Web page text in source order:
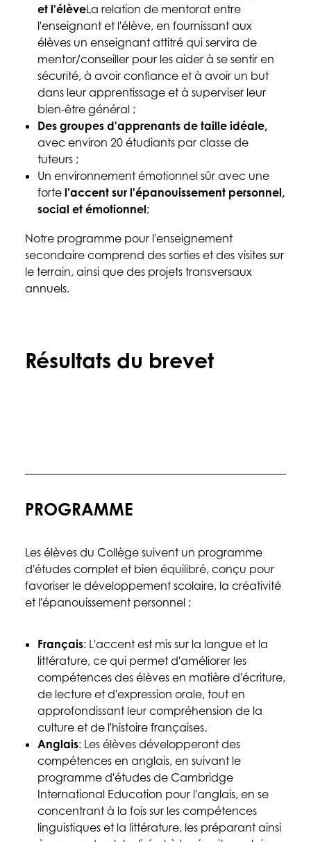
et l'élèveLa relation de mentorat entre
l'enseignant et l'élève, en fournissant aux
élèves un enseignant attitré qui servira de
mentor/conseiller pour les aider à se sentir en
sécurité, à avoir confiance et à avoir un but
dans leur apprentissage et à superviser leur
bien-être général ;
Des groupes d'apprenants de taille idéale,
avec environ 20 étudiants par classe de
tuteurs ;
Un environnement émotionnel sûr avec une
forte l'accent sur l'épanouissement personnel,
social et émotionnel;
Notre programme pour l'enseignement
secondaire comprend des sorties et des visites sur
le terrain, ainsi que des projets transversaux
annuels.
Résultats du brevet
PROGRAMME
Les élèves du Collège suivent un programme
d'études complet et bien équilibré, conçu pour
favoriser le développement scolaire, la créativité
et l'épanouissement personnel :
Français: L'accent est mis sur la langue et la
littérature, ce qui permet d'améliorer les
compétences des élèves en matière d'écriture,
de lecture et d'expression orale, tout en
approfondissant leur compréhension de la
culture et de l'histoire françaises.
Anglais: Les élèves développeront des
compétences en anglais, en suivant le
programme d'études de Cambridge
International Education pour l'anglais, en se
concentrant à la fois sur les compétences
linguistiques et la littérature, les préparant ainsi